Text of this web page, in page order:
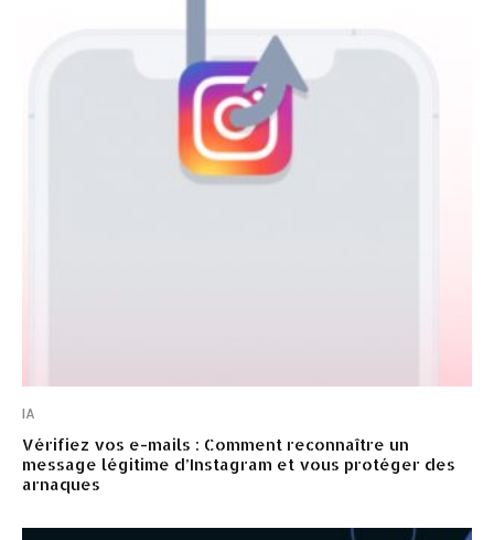
IA
Vérifiez vos e-mails : Comment reconnaître un
message légitime d’Instagram et vous protéger des
arnaques